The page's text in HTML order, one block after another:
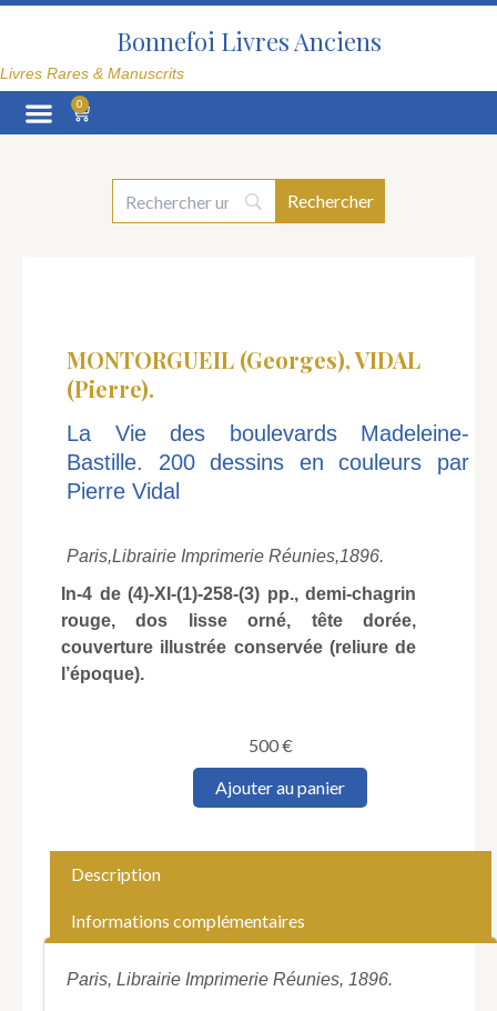
Aller
Bonnefoi Livres Anciens
Livres Rares & Manuscrits
0
Panier
MONTORGUEIL (Georges), VIDAL
(Pierre).
La Vie des boulevards Madeleine-
Bastille. 200 dessins en couleurs par
Pierre Vidal
Paris,Librairie Imprimerie Réunies,1896.
In-4 de (4)-XI-(1)-258-(3) pp., demi-chagrin
rouge, dos lisse orné, tête dorée,
couverture illustrée conservée (reliure de
l’époque).
500€
quantité
Vie
boulevards
Ajouter au panier
Description
Informations complémentaires
Paris, Librairie Imprimerie Réunies, 1896.